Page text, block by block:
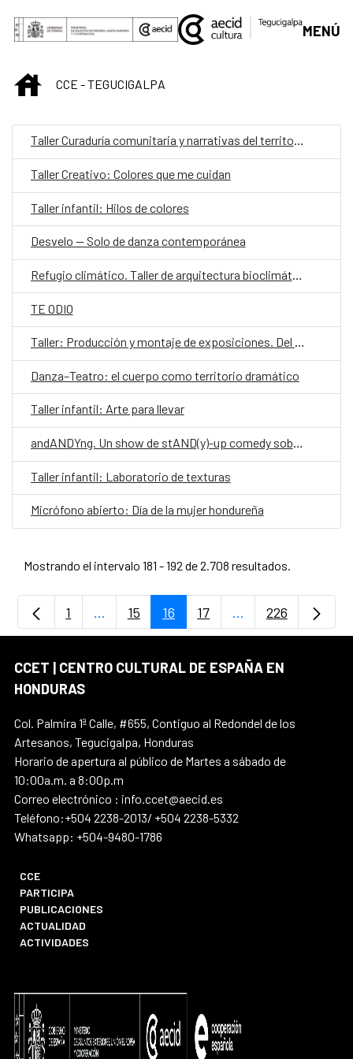
Saltar al contenido principal
MENÚ
INICIOCCE - TEGUCIGALPA
Taller Curaduría comunitaria y narrativas del territorio
Taller Creativo: Colores que me cuidan
Taller infantil: Hilos de colores
Desvelo — Solo de danza contemporánea
Refugio climático. Taller de arquitectura bioclimática y proyecto aplicado
TE ODIO
Taller: Producción y montaje de exposiciones. Del concepto a la realidad
Danza–Teatro: el cuerpo como territorio dramático
Taller infantil: Arte para llevar
andANDYng. Un show de stAND(y)-up comedy sobre vivir, morir y llegar a los treinta.
Taller infantil: Laboratorio de texturas
Micrófono abierto: Día de la mujer hondureña
Mostrando el intervalo 181 - 192 de 2.708 resultados.
Página
1 ...Páginas intermedias Use TAB para
Página
15 Página
16 Página
17 ...PáginasPágina
226
CCET | CENTRO CULTURAL DE ESPAÑA EN
HONDURAS
Col. Palmira 1ª Calle, #655, Contiguo al Redondel de los
Artesanos, Tegucigalpa, Honduras
Horario de apertura al público de Martes a sábado de
10:00a.m. a 8:00p.m
Correo electrónico : info.ccet@aecid.es
Teléfono:+504 2238-2013/ +504 2238-5332
Whatsapp: +504-9480-1786
CCE
PARTICIPA
PUBLICACIONES
ACTUALIDAD
ACTIVIDADES